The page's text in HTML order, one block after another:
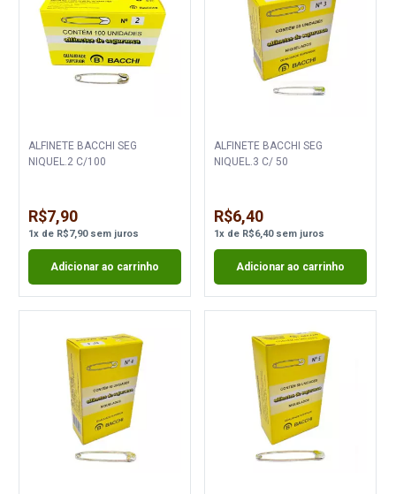
ALFINETE BACCHI SEG
NIQUEL.2 C/100
R$7,90
1x de R$7,90sem juros
Adicionar ao carrinho
ALFINETE BACCHI SEG
NIQUEL.3 C/ 50
R$6,40
1xde R$6,40sem juros
Adicionar ao carrinho